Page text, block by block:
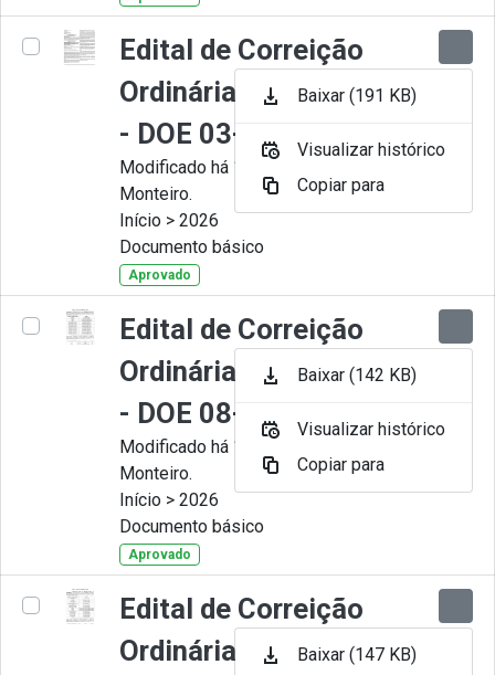
Edital de Correição
Ordinária nº 008-2026
- DOE 03-07-2026
Modificado há 1 Mês por Juliana
Monteiro.
Início > 2026
Documento básico
Aprovado
Edital de Correição
Ordinária nº 007-2026
- DOE 08-06-2026
Modificado há 1 Mês por Juliana
Monteiro.
Início > 2026
Documento básico
Aprovado
Edital de Correição
Ordinária nº 006-2026
Baixar (191 KB)
Visualizar histórico
Copiar para
Baixar (142 KB)
Visualizar histórico
Copiar para
Baixar (147 KB)